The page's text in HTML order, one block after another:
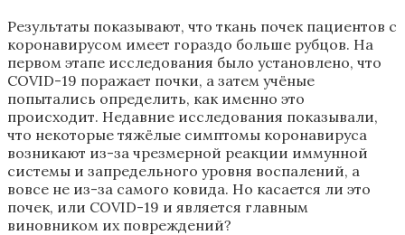
Результаты показывают, что ткань почек пациентов с
коронавирусом имеет гораздо больше рубцов. На
первом этапе исследования было установлено, что
COVID-19 поражает почки, а затем учёные
попытались определить, как именно это
происходит. Недавние исследования показывали,
что некоторые тяжёлые симптомы коронавируса
возникают из-за чрезмерной реакции иммунной
системы и запредельного уровня воспалений, а
вовсе не из-за самого ковида. Но касается ли это
почек, или COVID-19 и является главным
виновником их повреждений?